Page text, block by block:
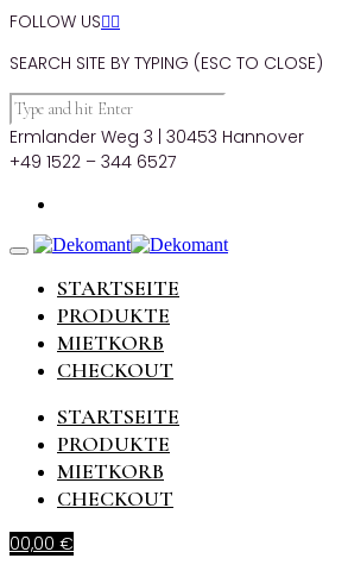
FOLLOW US
SEARCH SITE BY TYPING (ESC TO CLOSE)
Ermlander Weg 3 | 30453 Hannover
+49 1522 – 344 6527
STARTSEITE
PRODUKTE
MIETKORB
CHECKOUT
STARTSEITE
PRODUKTE
MIETKORB
CHECKOUT
00,00 €